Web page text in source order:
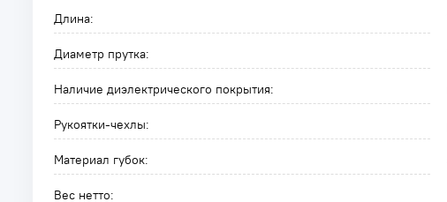
Длина:
Диаметр прутка:
Наличие диэлектрического покрытия:
Рукоятки-чехлы:
Материал губок:
Вес нетто: